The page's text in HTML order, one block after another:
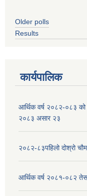
Older polls
Results
कार्यपालिक
आर्थिक वर्ष २०८२-०८३ को
२०८३ असार २३
२०८२-८३पहिलो दोश्रो
आर्थिक वर्ष २०८१-०८२